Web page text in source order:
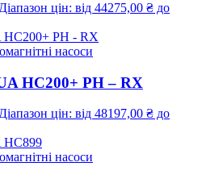
Діапазон цін: від 44275,00 ₴ до
насоси
HC200+ PH – RX
цін: від 48197,00 ₴ до
насоси